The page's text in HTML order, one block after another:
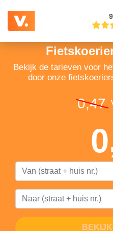
Bekijk de tarieven voor
door onze
0,47